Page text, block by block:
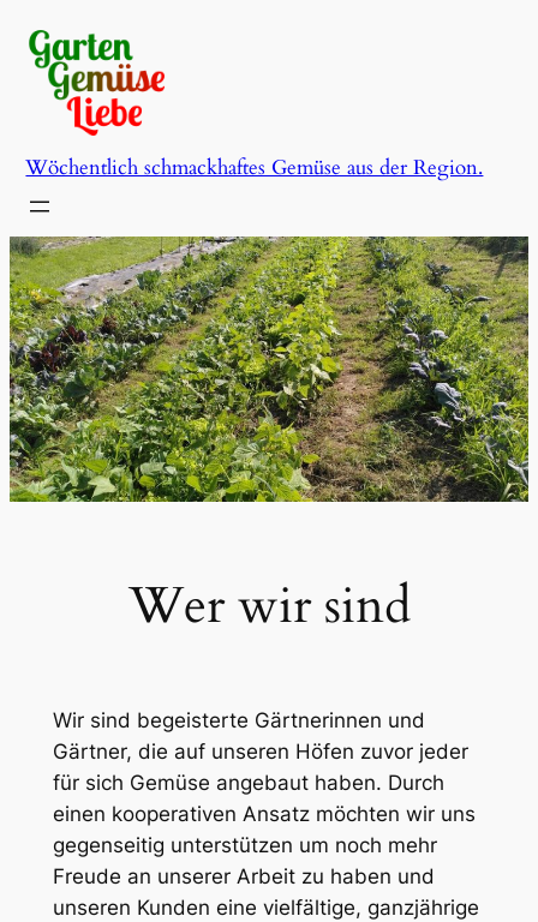
Zum
Inhalt
springen
Wöchentlich schmackhaftes Gemüse aus der Region.
Wer wir sind
Wir sind begeisterte Gärtnerinnen und
Gärtner, die auf unseren Höfen zuvor jeder
für sich Gemüse angebaut haben. Durch
einen kooperativen Ansatz möchten wir uns
gegenseitig unterstützen um noch mehr
Freude an unserer Arbeit zu haben und
unseren Kunden eine vielfältige, ganzjährige